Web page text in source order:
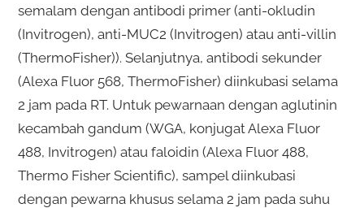
semalam dengan antibodi primer (anti-okludin
(Invitrogen), anti-MUC2 (Invitrogen) atau anti-villin
(ThermoFisher)). Selanjutnya, antibodi sekunder
(Alexa Fluor 568, ThermoFisher) diinkubasi selama
2 jam pada RT. Untuk pewarnaan dengan aglutinin
kecambah gandum (WGA, konjugat Alexa Fluor
488, Invitrogen) atau faloidin (Alexa Fluor 488,
Thermo Fisher Scientific), sampel diinkubasi
dengan pewarna khusus selama 2 jam pada suhu